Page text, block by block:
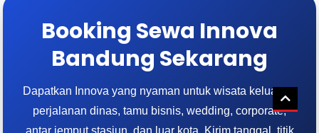
Booking Sewa Innova
Bandung Sekarang
Dapatkan Innova yang nyaman untuk wisata keluarga,
perjalanan dinas, tamu bisnis, wedding, corporate,
antar jemput stasiun, dan luar kota. Kirim tanggal, titik